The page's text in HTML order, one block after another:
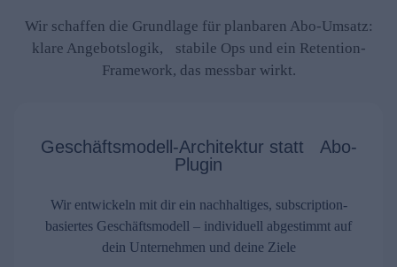
Wir schaffen die Grundlage für planbaren Abo-Umsatz:
klare Angebotslogik, stabile Ops und ein Retention-
Framework, das messbar wirkt.
Geschäftsmodell-Architektur statt Abo-
Plugin
Wir entwickeln mit dir ein nachhaltiges, subscription-
basiertes Geschäftsmodell – individuell abgestimmt auf
dein Unternehmen und deine Ziele